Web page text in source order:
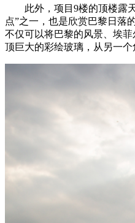
此外，项目9楼的顶楼露
点”之一，也是欣赏巴黎日落
不仅可以将巴黎的风景、埃
顶巨大的彩绘玻璃，从另一个